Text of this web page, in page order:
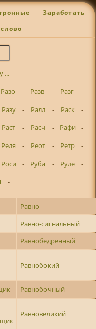
Заработать
...
Разо - Разв - Разг
-
Разу - Ралл - Раск
-
Раст - Расч - Рафи
-
Реля - Реот - Ретр
-
Роси - Руба - Руле
-
-
Равно
Равно-сигнальный
Равнобедренный
Равнобокий
Равнобочный
Равновеликий